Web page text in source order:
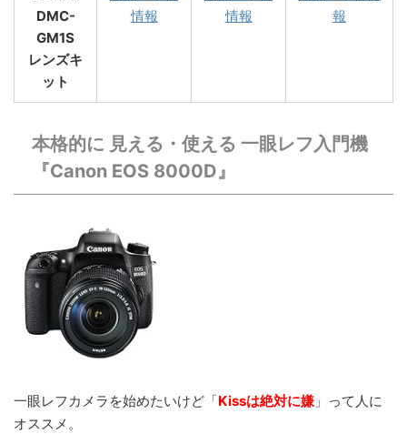
DMC-
GM1S
レンズキ
ット
情報
情報
報
本格的に 見える・使える 一眼レフ入門機
『Canon EOS 8000D』
一眼レフカメラを始めたいけど「Kissは絶対に嫌」って人に
オススメ。